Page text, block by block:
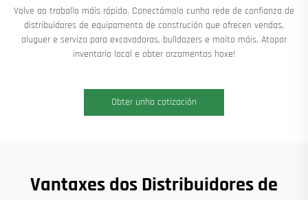
Volve ao traballo máis rápido. Conectámolo cunha rede de confianza de
distribuidores de equipamento de construción que ofrecen vendas,
aluguer e servizo para excavadoras, bulldozers e moito máis. Atopar
inventario local e obter orzamentos hoxe!
Obter unha cotización
Vantaxes dos Distribuidores de